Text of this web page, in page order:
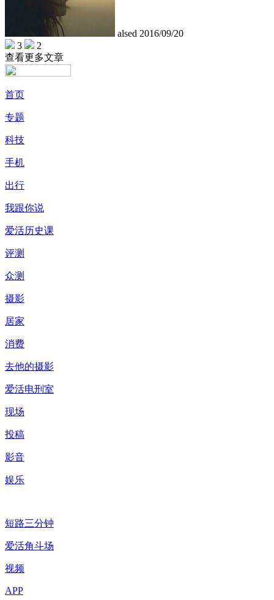
alsed 2016/09/20
3
2
查看更多文章
首页
专题
科技
手机
出行
我跟你说
爱活历史课
评测
众测
摄影
居家
消费
去他的摄影
爱活电刑室
现场
投稿
影音
娱乐
短路三分钟
爱活角斗场
视频
APP